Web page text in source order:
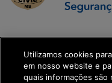
Executiva de
Transformação
Utilizamos cookies
em nosso website e
quais informações são